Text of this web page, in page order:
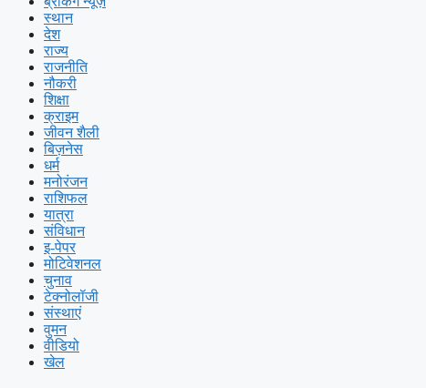
स्थान
देश
राज्य
राजनीति
नौकरी
शिक्षा
क्राइम
जीवन शैली
बिज़नेस
धर्म
मनोरंजन
राशिफल
यात्रा
संविधान
इ-पेपर
मोटिवेशनल
चुनाव
टेक्नोलॉजी
संस्थाएं
वुमन
वीडियो
खेल